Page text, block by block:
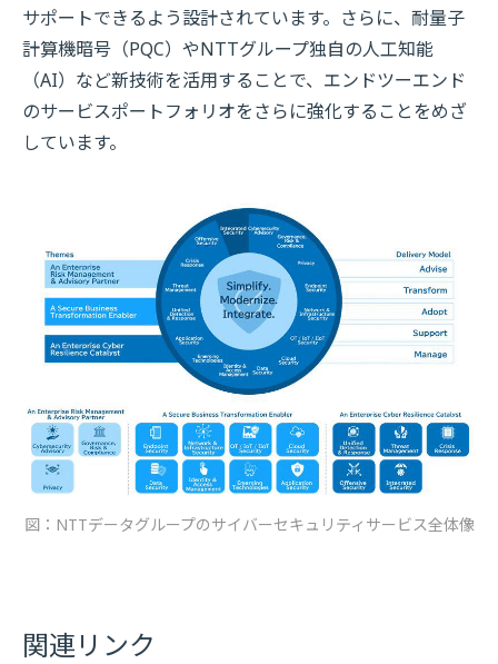
サポートできるよう設計されています。さらに、耐量子
計算機暗号（PQC）やNTTグループ独自の人工知能
（AI）など新技術を活用することで、エンドツーエンド
のサービスポートフォリオをさらに強化することをめざ
しています。
図：NTTデータグループのサイバーセキュリティサービス全体像
関連リンク